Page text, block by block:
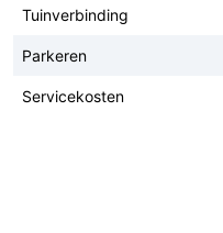
Tuinverbinding
Parkeren
Servicekosten